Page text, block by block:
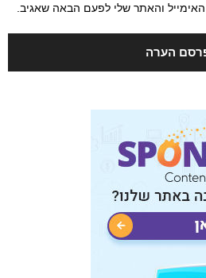
והאתר שלי לפעם הבאה שאגיב.